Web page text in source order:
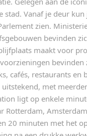
stad. Vanaf je deur
zien.
bevinden
maakt voor
bevinden
cafés, restaurants en
met
ligt op enkele
Rotterdam,
20 minuten met het